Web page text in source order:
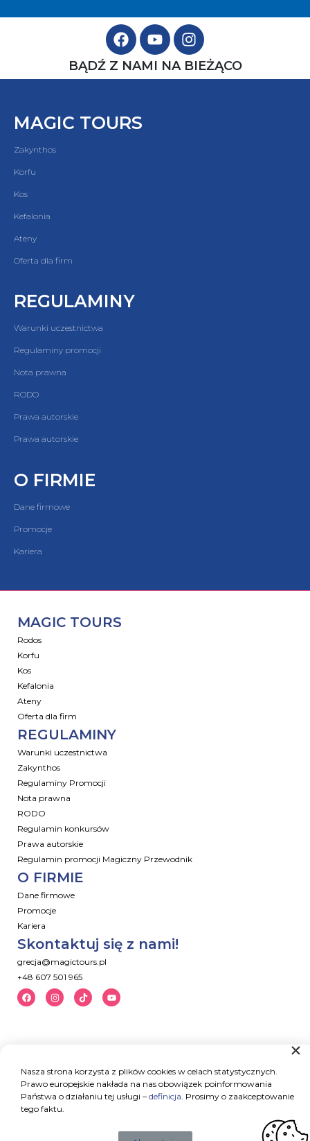
BĄDŹ Z NAMI NA BIEŻĄCO
MAGIC TOURS
Zakynthos
Korfu
Kos
Kefalonia
Ateny
Oferta dla firm
REGULAMINY
Warunki uczestnictwa
Regulaminy promocji
Nota prawna
RODO
Prawa autorskie
Prawa autorskie
O FIRMIE
Dane firmowe
Promocje
Kariera
MAGIC TOURS
Rodos
Korfu
Kos
Kefalonia
Ateny
Oferta dla firm
REGULAMINY
Warunki uczestnictwa
Zakynthos
Regulaminy Promocji
Nota prawna
RODO
Regulamin konkursów
Prawa autorskie
Regulamin promocji Magiczny Przewodnik
O FIRMIE
Dane firmowe
Promocje
Kariera
Skontaktuj się z nami!
grecja@magictours.pl
+48 607 501 965
Nasza strona korzysta z plików cookies w celach statystycznych.
Prawo europejskie nakłada na nas obowiązek poinformowania
Państwa o działaniu tej usługi – definicja. Prosimy o zaakceptowanie
tego faktu.